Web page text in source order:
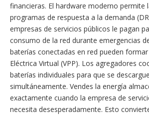
financieras. El hardware moderno permite
programas de respuesta a la demanda
empresas de servicios públicos le pagan
consumo de la red durante emergencias
baterías conectadas en red pueden
Eléctrica Virtual (VPP). Los agregadores
baterías individuales para que se
simultáneamente. Vendes la energía
exactamente cuando la empresa de
necesita desesperadamente. Esto